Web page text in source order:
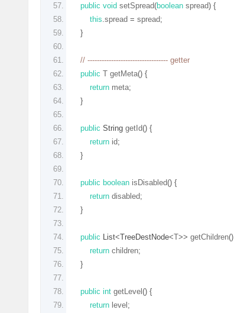
public void setSpread(boolean spread) {
this spread = spread;
}
// ---------------------------------- getter
public T getMeta() {
return meta;
}
public String getId() {
return id;
}
public boolean isDisabled() {
return disabled;
}
public List<TreeDestNode<T>> getChildren()
return children;
}
public int getLevel () {
return level ;